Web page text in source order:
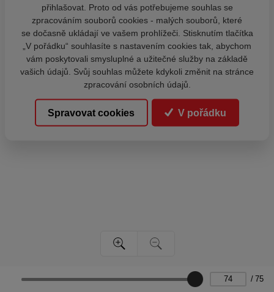
/ 75
přihlašovat. Proto od vás potřebujeme souhlas se
zpracováním souborů cookies - malých souborů, které
se dočasně ukládají ve vašem prohlížeči. Stisknutím tlačítka
„V pořádku“ souhlasíte s nastavením cookies tak, abychom
vám poskytovali smysluplné a užitečné služby na základě
vašich údajů. Svůj souhlas můžete kdykoli změnit na stránce
zpracování osobních údajů.
Spravovat cookies V pořádku